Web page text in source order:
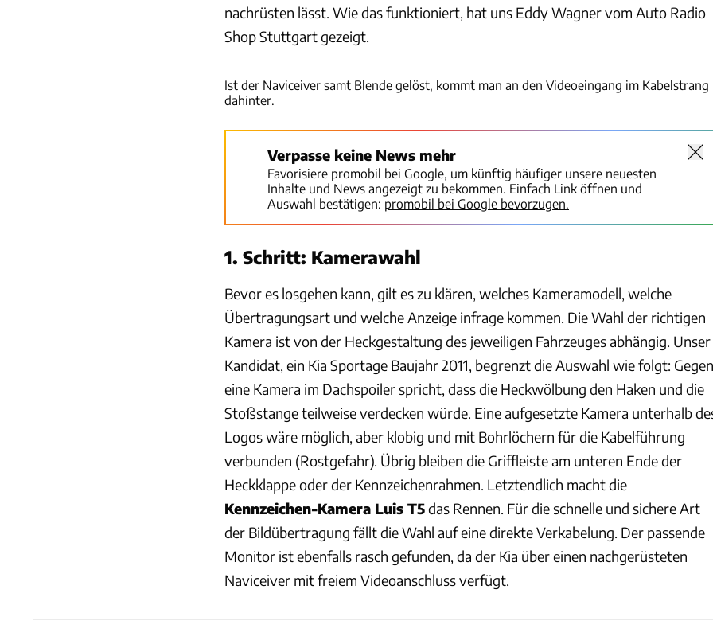
nachrüsten lässt. Wie das funktioniert, hat uns Eddy Wagner vom Auto Radio
Shop Stuttgart gezeigt.
Ist der Naviceiver samt Blende gelöst, kommt man an den Videoeingang im Kabelstrang
dahinter.
Verpasse keine News mehr
Favorisiere promobil bei Google, um künftig häufiger unsere neuesten
Inhalte und News angezeigt zu bekommen. Einfach Link öffnen und
Auswahl bestätigen: promobil bei Google bevorzugen.
1. Schritt: Kamerawahl
Bevor es losgehen kann, gilt es zu klären, welches Kameramodell, welche
Übertragungsart und welche Anzeige infrage kommen. Die Wahl der richtigen
Kamera ist von der Heckgestaltung des jeweiligen Fahrzeuges abhängig. Unser
Kandidat, ein Kia Sportage Baujahr 2011, begrenzt die Auswahl wie folgt: Gegen
eine Kamera im Dachspoiler spricht, dass die Heckwölbung den Haken und die
Stoßstange teilweise verdecken würde. Eine aufgesetzte Kamera unterhalb
Logos wäre möglich, aber klobig und mit Bohrlöchern für die Kabelführung
verbunden (Rostgefahr). Übrig bleiben die Griffleiste am unteren Ende der
Heckklappe oder der Kennzeichenrahmen. Letztendlich macht die
Kennzeichen-Kamera Luis T5das Rennen. Für die schnelle und sichere Art
der Bildübertragung fällt die Wahl auf eine direkte Verkabelung. Der passende
Monitor ist ebenfalls rasch gefunden, da der Kia über einen nachgerüsteten
Naviceiver mit freiem Videoanschluss verfügt.